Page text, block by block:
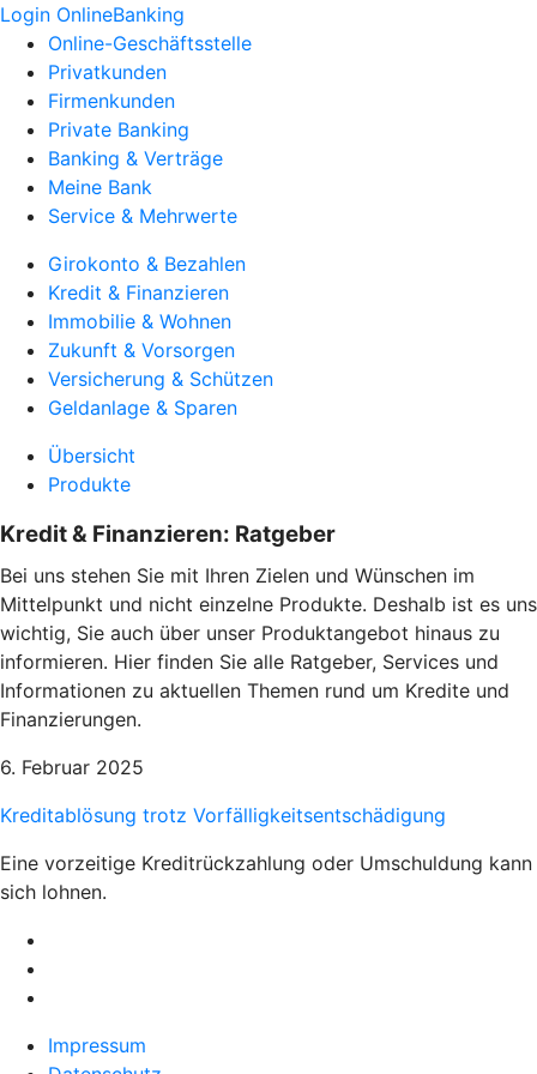
Login OnlineBanking
Online-Geschäftsstelle
Privatkunden
Firmenkunden
Private Banking
Banking & Verträge
Meine Bank
Service & Mehrwerte
Girokonto & Bezahlen
Kredit & Finanzieren
Immobilie & Wohnen
Zukunft & Vorsorgen
Versicherung & Schützen
Geldanlage & Sparen
Übersicht
Produkte
Kredit & Finanzieren: Ratgeber
Bei uns stehen Sie mit Ihren Zielen und Wünschen im
Mittelpunkt und nicht einzelne Produkte. Deshalb ist es uns
wichtig, Sie auch über unser Produktangebot hinaus zu
informieren. Hier finden Sie alle Ratgeber, Services und
Informationen zu aktuellen Themen rund um Kredite und
Finanzierungen.
6. Februar 2025
Kreditablösung trotz Vorfälligkeitsentschädigung
Eine vorzeitige Kreditrückzahlung oder Umschuldung kann
sich lohnen.
Impressum